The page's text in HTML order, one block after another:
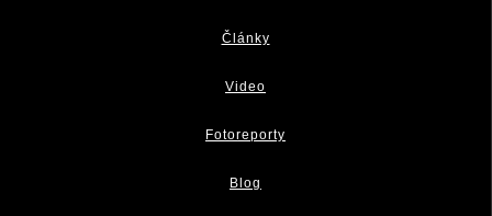
Články
Video
Fotoreporty
Blog